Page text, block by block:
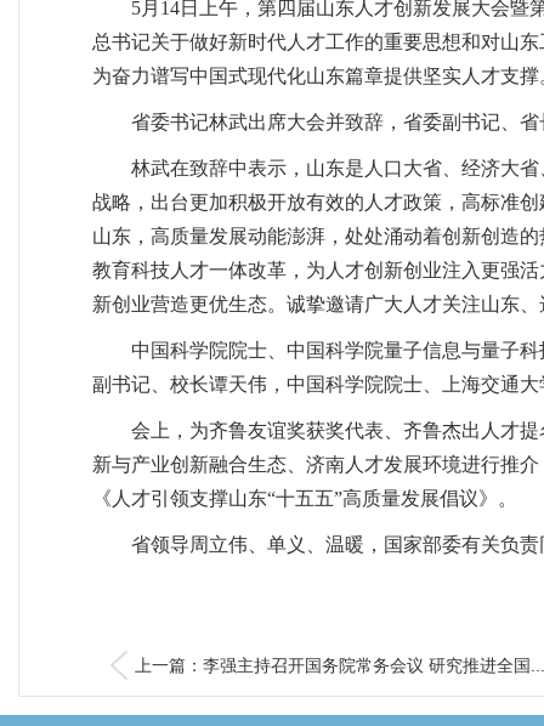
5月14日上午，第四届山东人才创新发展大会暨
总书记关于做好新时代人才工作的重要思想和对山
为奋力谱写中国式现代化山东篇章提供坚实人才支撑
省委书记林武出席大会并致辞，省委副书记、
林武在致辞中表示，山东是人口大省、经济大
战略，出台更加积极开放有效的人才政策，高标准
山东，高质量发展动能澎湃，处处涌动着创新创造
教育科技人才一体改革，为人才创新创业注入更强
新创业营造更优生态。诚挚邀请广大人才关注山东
中国科学院院士、中国科学院量子信息与量子
副书记、校长谭天伟，中国科学院院士、上海交通
会上，为齐鲁友谊奖获奖代表、齐鲁杰出人才
新与产业创新融合生态、济南人才发展环境进行推
《人才引领支撑山东“十五五”高质量发展倡议》。
省领导周立伟、单义、温暖，国家部委有关负
上一篇：李强主持召开国务院常务会议 研究推进全国...